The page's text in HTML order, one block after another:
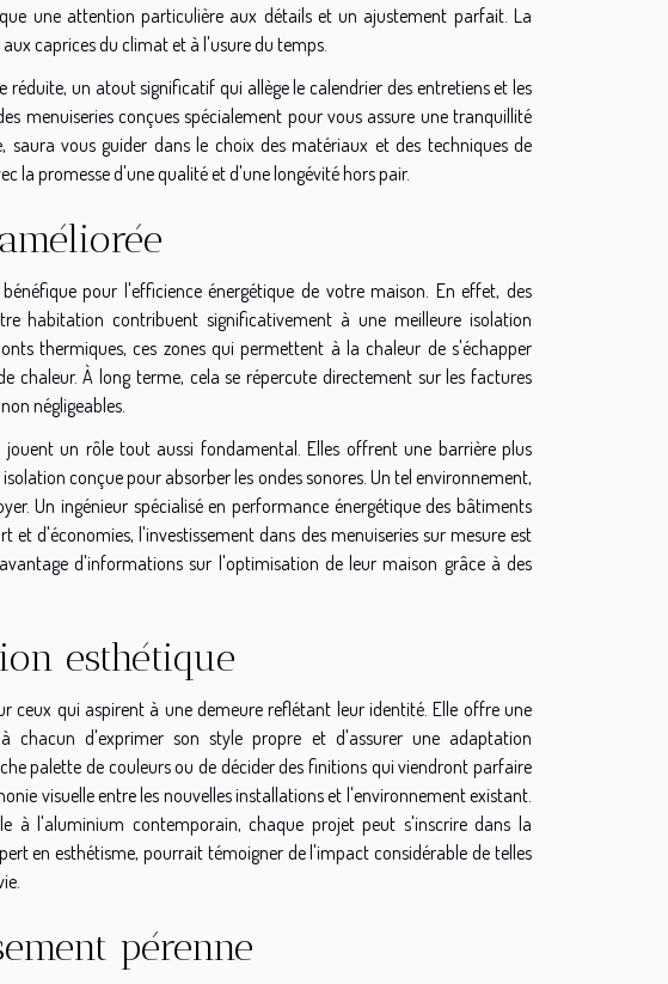
une attention particulière aux détails et un ajustement parfait. La
caprices du climat et à l'usure du temps.
un atout significatif qui allège le calendrier des entretiens et les
menuiseries conçues spécialement pour vous assure une tranquillité
vous guider dans le choix des matériaux et des techniques de
la promesse d'une qualité et d'une longévité hors pair.
pour l'efficience énergétique de votre maison. En effet, des
habitation contribuent significativement à une meilleure isolation
thermiques, ces zones qui permettent à la chaleur de s'échapper
chaleur. À long terme, cela se répercute directement sur les factures
négligeables.
un rôle tout aussi fondamental. Elles offrent une barrière plus
conçue pour absorber les ondes sonores. Un tel environnement,
Un ingénieur spécialisé en performance énergétique des bâtiments
d'économies, l'investissement dans des menuiseries sur mesure est
d'informations sur l'optimisation de leur maison grâce à des
esthétique
ceux qui aspirent à une demeure reflétant leur identité. Elle offre une
chacun d'exprimer son style propre et d'assurer une adaptation
palette de couleurs ou de décider des finitions qui viendront parfaire
visuelle entre les nouvelles installations et l'environnement existant.
à l'aluminium contemporain, chaque projet peut s'inscrire dans la
en esthétisme, pourrait témoigner de l'impact considérable de telles
pérenne